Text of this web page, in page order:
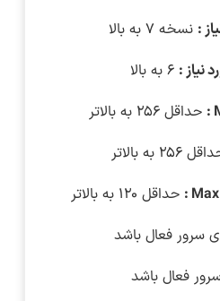
نسخه ۷ به بالا
حداقل ۲۵۶ به بالاتر
۲۵۶ به بالاتر
حداقل ۱۲۰ به بالاتر
سرور فعال باشد
فعال باشد